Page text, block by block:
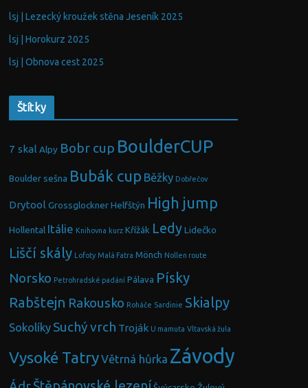
lsj | Lezecký kroužek stěna Jeseník 2025
lsj | Horokurz 2025
lsj | Obnova cest 2025
Štítky
7 skal Alpy Bobr cup BoulderCUP
Boulder sešna Bubák cup Běžky Dobřečov
Drytool Grossglockner Helfštýn High jump
Hollental Itálie Knihovna kurz Křížák Ledy Lidečko
Liščí skály Lofoty Malá Fatra Mönch Nollen route
Norsko Petrohradské padání Pálava Písky
Rabštejn Rakousko Roháče Sardinie Skialpy
Sokolíky Suchý vrch Troják U mamuta Vltavská žula
Vysoké TatryVětrná hůrka Závody